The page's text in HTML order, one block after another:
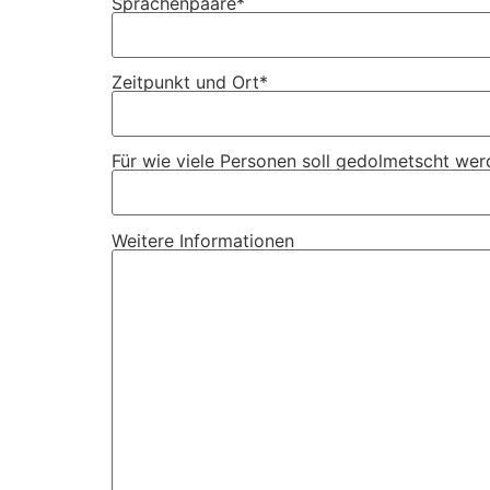
Zeitpunkt und Ort*
Für wie viele Personen soll gedolmetscht
Weitere Informationen